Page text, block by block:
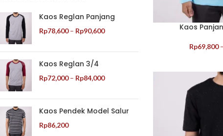
Kaos Reglan Panjang
Rp78,600 – Rp90,600
Kaos Reglan 3/4
Rp72,000 – Rp84,000
Kaos Pendek Model Salur
Rp86,200
Kaos
Rp69,800 –